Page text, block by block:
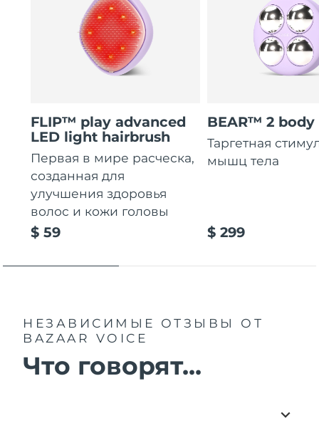
FLIP™ play advanced
LED light hairbrush
Первая в мире расческа,
созданная для
улучшения здоровья
волос и кожи головы
$ 59
BEAR™ 2 body
Таргетная
мышц тела
$ 299
НЕЗАВИСИМЫЕ ОТЗЫВЫ
ОТ
BAZAAR VOICE
Что говорят...